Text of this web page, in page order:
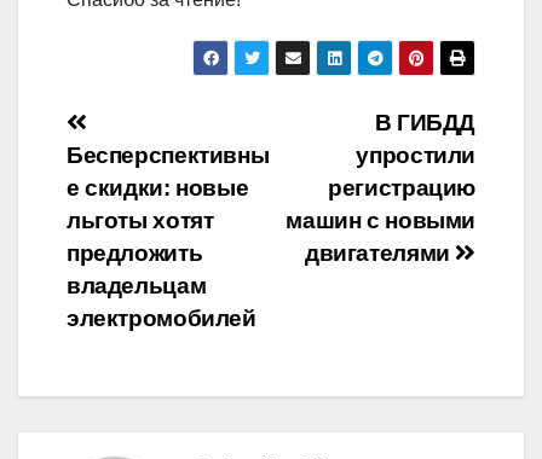
Навигация
по
записям
В ГИБДД
упростили
регистрацию
машин с новыми
двигателями
Бесперспективны
е скидки: новые
льготы хотят
предложить
владельцам
электромобилей